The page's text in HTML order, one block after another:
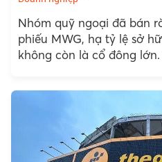
Nhóm quỹ ngoại đã bán
phiếu MWG, hạ tỷ lệ sở
không còn là cổ đông